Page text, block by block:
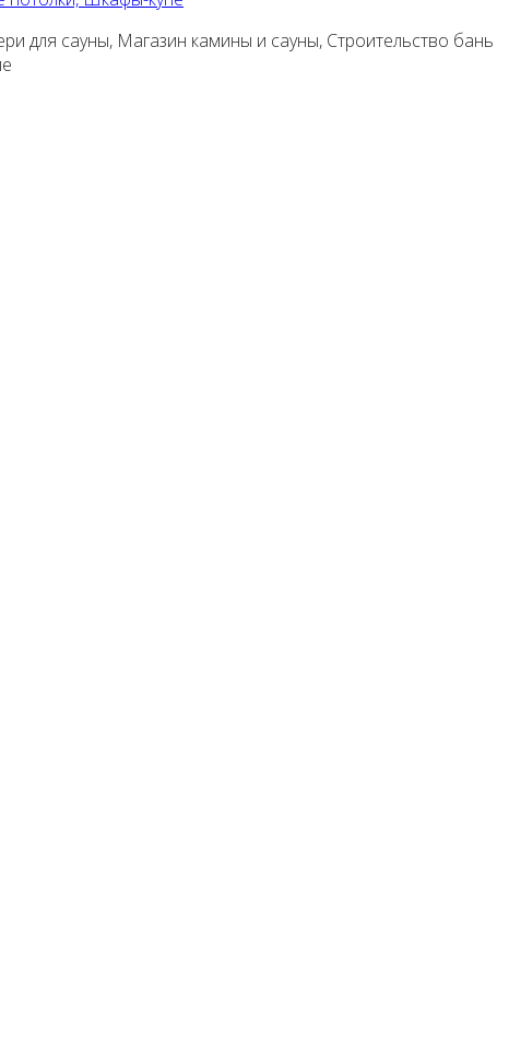
для сауны, Магазин камины и сауны, Строительство бань